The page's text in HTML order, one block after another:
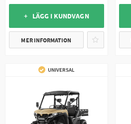
+ LÄGG I KUNDVAGN
MER INFORMATION
UNIVERSAL